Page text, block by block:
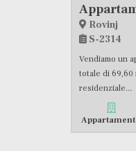
Rovinj
S-2314
Vendiamo un
totale di 69,60
residenziale...